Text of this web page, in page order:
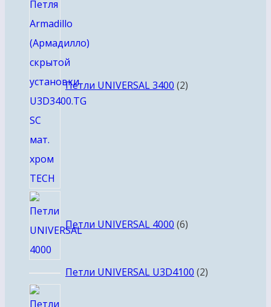
Петли UNIVERSAL 3400 2
Петли UNIVERSAL 4000 6товаров
Петли UNIVERSAL U3D4100 22